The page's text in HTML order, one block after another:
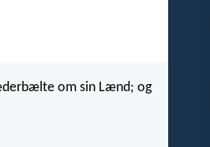
om sin Lænd; og